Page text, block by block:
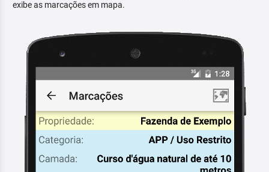
exibe as marcações em mapa.